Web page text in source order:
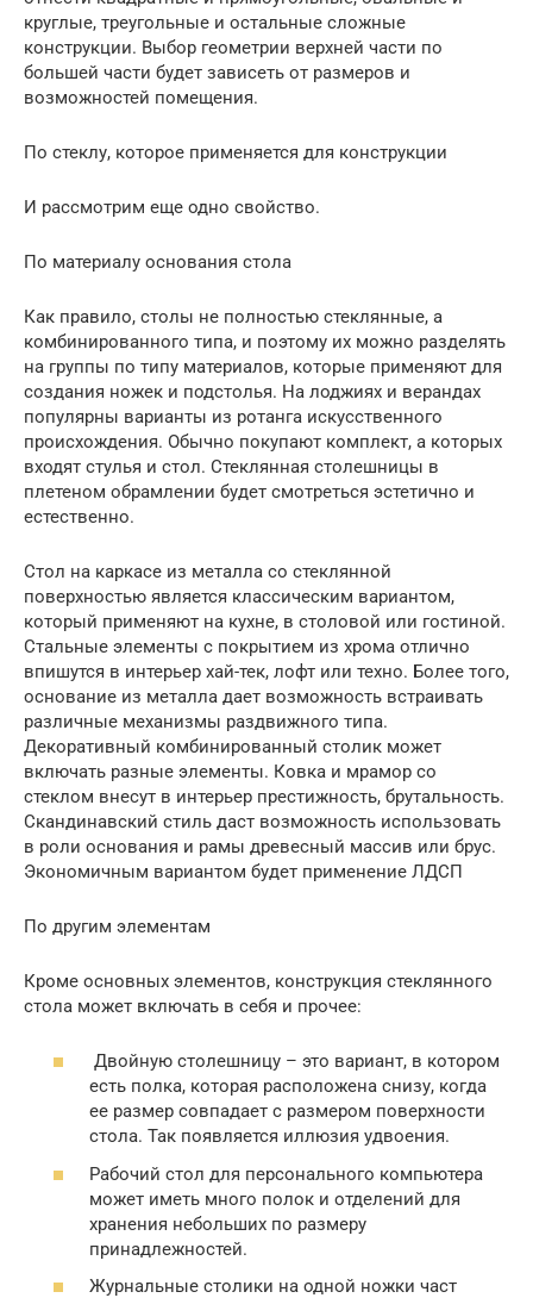
круглые, треугольные и остальные сложные
конструкции. Выбор геометрии верхней части по
большей части будет зависеть от размеров и
возможностей помещения.
По стеклу, которое применяется для конструкции
И рассмотрим еще одно свойство.
По материалу основания стола
Как правило, столы не полностью стеклянные, а
комбинированного типа, и поэтому их можно разделять
на группы по типу материалов, которые применяют для
создания ножек и подстолья. На лоджиях и верандах
популярны варианты из ротанга искусственного
происхождения. Обычно покупают комплект, а которых
входят стулья и стол. Стеклянная столешницы в
плетеном обрамлении будет смотреться эстетично и
естественно.
Стол на каркасе из металла со стеклянной
поверхностью является классическим вариантом,
который применяют на кухне, в столовой или гостиной.
Стальные элементы с покрытием из хрома отлично
впишутся в интерьер хай-тек, лофт или техно. Более того,
основание из металла дает возможность встраивать
различные механизмы раздвижного типа.
Декоративный комбинированный столик может
включать разные элементы. Ковка и мрамор со
стеклом внесут в интерьер престижность, брутальность.
Скандинавский стиль даст возможность использовать
в роли основания и рамы древесный массив или брус.
Экономичным вариантом будет применение ЛДСП
По другим элементам
Кроме основных элементов, конструкция стеклянного
стола может включать в себя и прочее:
Двойную столешницу – это вариант, в котором
есть полка, которая расположена снизу, когда
ее размер совпадает с размером поверхности
стола. Так появляется иллюзия удвоения.
Рабочий стол для персонального компьютера
может иметь много полок и отделений для
хранения небольших по размеру
принадлежностей.
Журнальные столики на одной ножки част